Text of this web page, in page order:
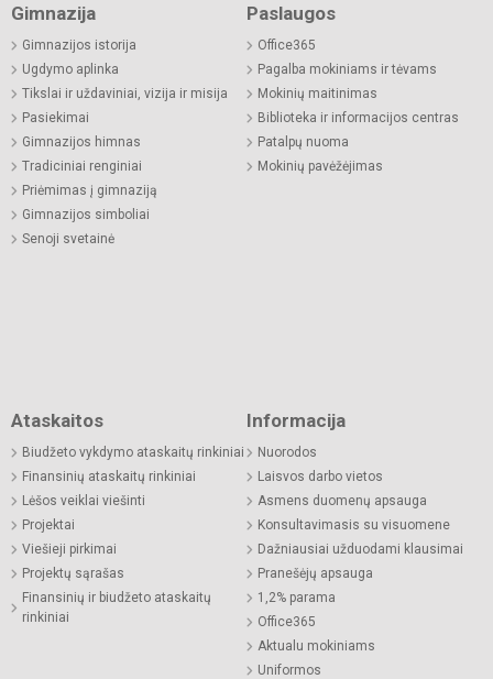
Gimnazija
Gimnazijos istorija
Ugdymo aplinka
Tikslai ir uždaviniai, vizija ir misija
Pasiekimai
Gimnazijos himnas
Tradiciniai renginiai
Priėmimas į gimnaziją
Gimnazijos simboliai
Senoji svetainė
Paslaugos
Office365
Pagalba mokiniams ir tėvams
Mokinių maitinimas
Biblioteka ir informacijos centras
Patalpų nuoma
Mokinių pavėžėjimas
Ataskaitos
Biudžeto vykdymo ataskaitų rinkiniai
Finansinių ataskaitų rinkiniai
Lėšos veiklai viešinti
Projektai
Viešieji pirkimai
Projektų sąrašas
Finansinių ir biudžeto ataskaitų
rinkiniai
Informacija
Nuorodos
Laisvos darbo vietos
Asmens duomenų apsauga
Konsultavimasis su visuomene
Dažniausiai užduodami klausimai
Pranešėjų apsauga
1,2% parama
Office365
Aktualu mokiniams
Uniformos